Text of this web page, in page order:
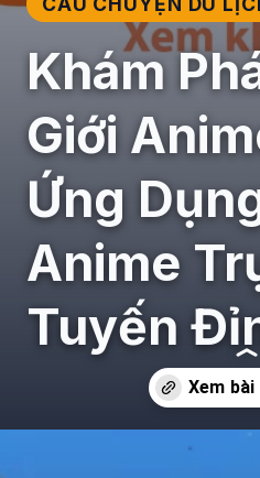
Khám
Giới
Ứng
Anime
Tuyến
https://